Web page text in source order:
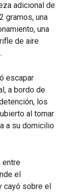
adicional de
gramos, una
una
de aire
escapar
a bordo de
los
al tomar
a su domicilio
entre
el
sobre el